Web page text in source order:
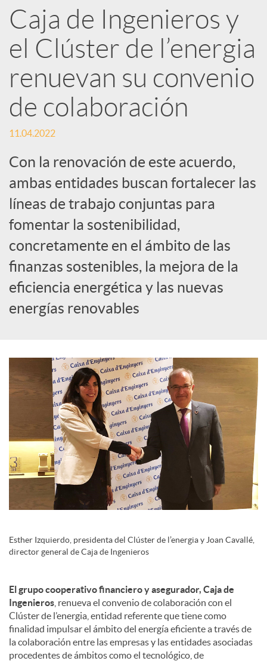
R
e
d
e
s
S
o
c
i
a
l
e
s
Caja de Ingenieros y
el Clúster de l’energia
renuevan su convenio
de colaboración
11.04.2022
Con la renovación de este acuerdo,
ambas entidades buscan fortalecer las
líneas de trabajo conjuntas para
fomentar la sostenibilidad,
concretamente en el ámbito de las
finanzas sostenibles, la mejora de la
eficiencia energética y las nuevas
energías renovables
Esther Izquierdo, presidenta del Clúster de l’energia y Joan Cavallé,
director general de Caja de Ingenieros
El grupo cooperativo financiero y asegurador, Caja de
Ingenieros , renueva el convenio de colaboración con el
Clúster de l’energia, entidad referente que tiene como
finalidad impulsar el ámbito del energía eficiente a través de
la colaboración entre las empresas y las entidades asociadas
procedentes de ámbitos como el tecnológico, de